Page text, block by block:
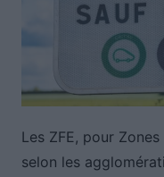
Les ZFE, pour
selon les